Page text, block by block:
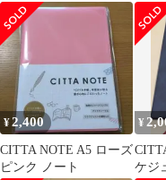
もや
に叶
¥2,400
CITTA NOTE A5 ローズ
ピンク ノート
¥
ケジ